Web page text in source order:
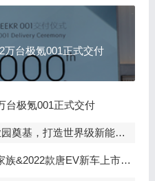
速度”再创纪录 第2万台极氪001正式交付
台极氪001正式交付
打造世界级新能源智能汽车集群
唐EV新车上市发布会，敬请期待！